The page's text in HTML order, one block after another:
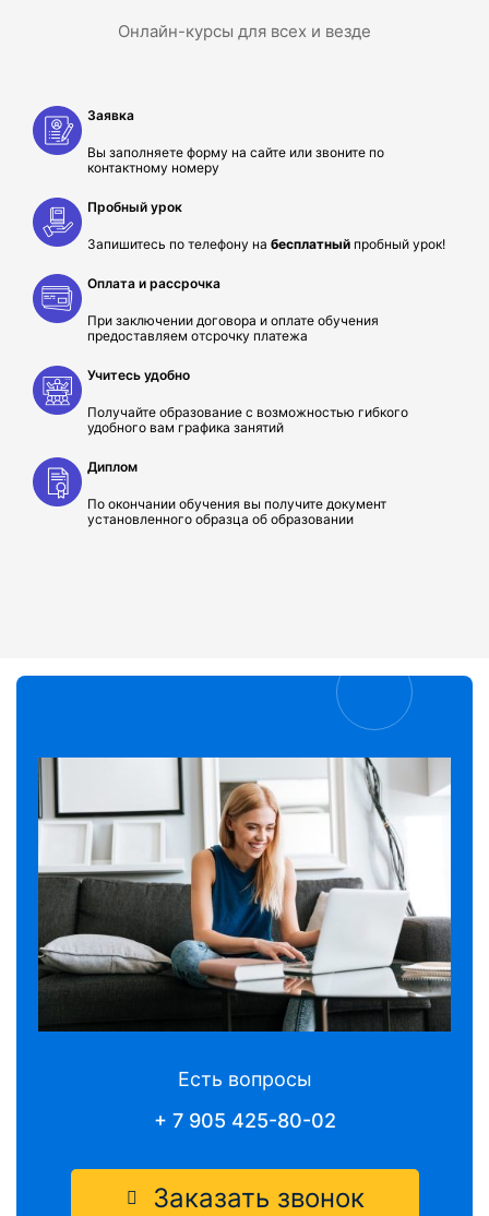
Онлайн-курсы для всех и везде
Заявка
Вы заполняете форму на сайте или звоните по
контактному номеру
Пробный урок
Запишитесь по телефону на бесплатный пробный урок!
Оплата и рассрочка
При заключении договора и оплате обучения
предоставляем отсрочку платежа
Учитесь удобно
Получайте образование с возможностью гибкого
удобного вам графика занятий
Диплом
По окончании обучения вы получите документ
установленного образца об образовании
Есть вопросы
+ 7 905 425-80-02
Заказать звонок